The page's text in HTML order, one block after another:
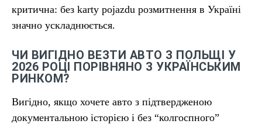
критична: без karty pojazdu розмитнення в Україні
значно ускладнюється.
ЧИ ВИГІДНО ВЕЗТИ АВТО З ПОЛЬЩІ У
2026 РОЦІ ПОРІВНЯНО З УКРАЇНСЬКИМ
РИНКОМ?
Вигідно, якщо хочете авто з підтвердженою
документальною історією і без “колгоспного”